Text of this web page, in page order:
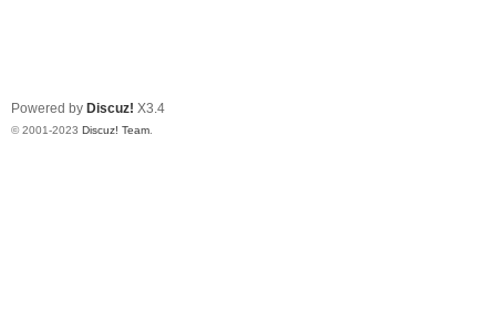
Powered by Discuz! X3.4
© 2001-2023 Discuz! Team